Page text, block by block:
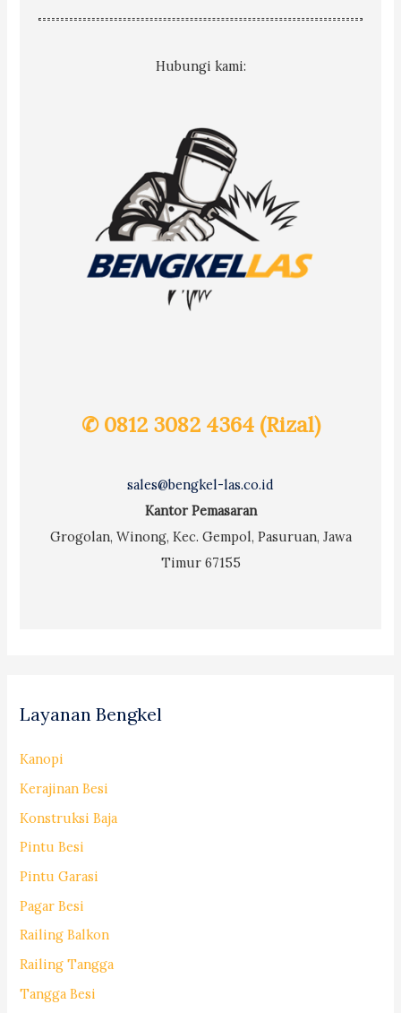
Hubungi kami:
✆ 0812 3082 4364 (Rizal)
sales@bengkel-las.co.id
Kantor Pemasaran
Grogolan, Winong, Kec. Gempol, Pasuruan, Jawa
Timur 67155
Layanan Bengkel
Kanopi
Kerajinan Besi
Konstruksi Baja
Pintu Besi
Pintu Garasi
Pagar Besi
Railing Balkon
Railing Tangga
Tangga Besi